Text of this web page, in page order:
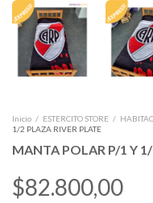
Inicio / ESTERCITO STORE /
1/2 PLAZA RIVER PLATE
MANTA POLAR P/1 Y
$82.800,00